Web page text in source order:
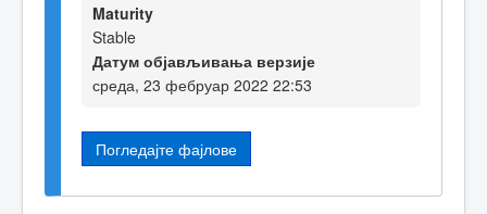
Maturity
Stable
Датум објављивања верзије
среда, 23 фебруар 2022 22:53
Погледајте фајлове